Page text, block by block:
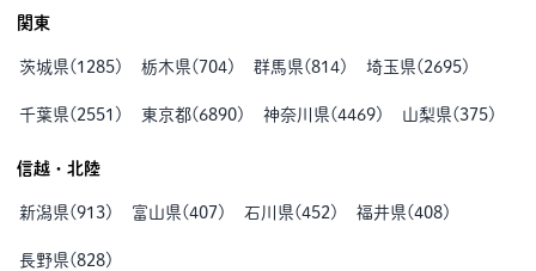
関東
茨城県( 1285) 栃木県( 704) 群馬県(814) 埼玉県( 2695)
千葉県( 2551 ) 東京都( 6890) 神奈川県(4469) 山梨県(375)
信越・北陸
新潟県(913) 富山県(407 ) 石川県(452 ) 福井県(408)
長野県(828)